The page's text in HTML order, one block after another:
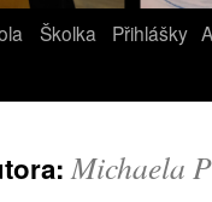
Školka Přihlášky
Michaela